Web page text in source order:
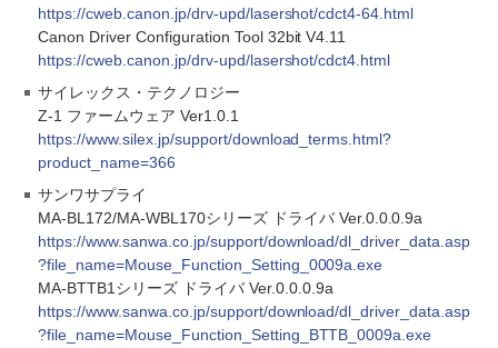
https://cweb.canon.jp/drv-upd/lasershot/cdct4-64.html
Canon Driver Configuration Tool 32bit V4.11
https://cweb.canon.jp/drv-upd/lasershot/cdct4.html
サイレックス・テクノロジー
Z-1 ファームウェア Ver1.0.1
https://www.silex.jp/support/download_terms.html?
product_name=366
サンワサプライ
MA-BL172/MA-WBL170シリーズ ドライバ Ver.0.0.0.9a
https://www.sanwa.co.jp/support/download/dl_driver_data.asp
?file_name=Mouse_Function_Setting_0009a.exe
MA-BTTB1シリーズ ドライバ Ver.0.0.0.9a
https://www.sanwa.co.jp/support/download/dl_driver_data.asp
?file_name=Mouse_Function_Setting_BTTB_0009a.exe